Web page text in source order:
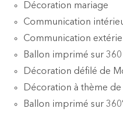
Décoration mariage
Communication
Communication
Ballon imprimé sur 360
Décoration défilé de
Décoration à thème
Ballon imprimé sur